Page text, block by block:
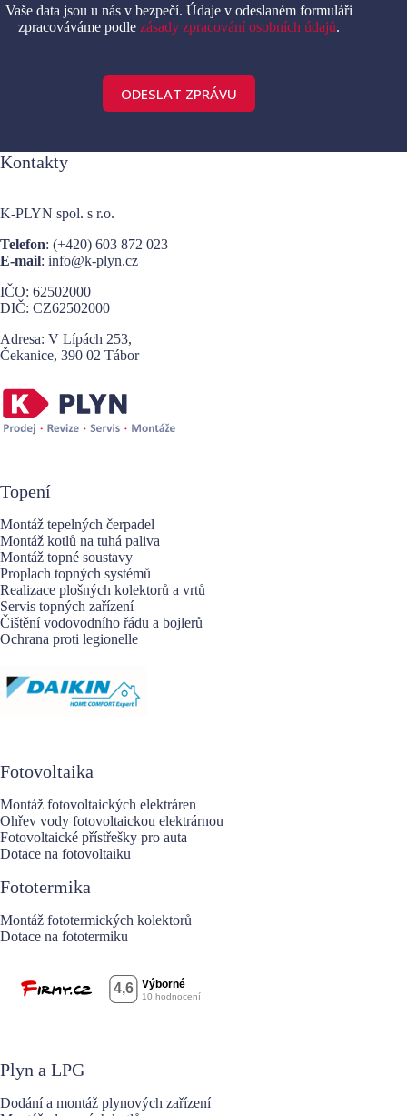
Vaše data jsou u nás v bezpečí. Údaje v odeslaném formuláři
zpracováváme podlezásady zpracování osobních údajů.
ODESLAT ZPRÁVU
l
t
n
a
t
i
v
e
Kontakty
K-PLYN spol. s r.o.
Telefon: (+420) 603 872 023
E-mail: info@k-plyn.cz
IČO: 62502000
DIČ: CZ62502000
Adresa: V Lípách 253,
Čekanice, 390 02 Tábor
Topení
Montáž tepelných čerpadel
Montáž kotlů na tuhá paliva
Montáž topné soustavy
Proplach topných systémů
Realizace plošných kolektorů a vrtů
Servis topných zařízení
Čištění vodovodního řádu a bojlerů
Ochrana proti legionelle
Fotovoltaika
Montáž fotovoltaických elektráren
Ohřev vody fotovoltaickou elektrárnou
Fotovoltaické přístřešky pro auta
Dotace na fotovoltaiku
Fototermika
Montáž fototermických kolektorů
Dotace na fototermiku
Plyn a LPG
Dodání a montáž plynových zařízení